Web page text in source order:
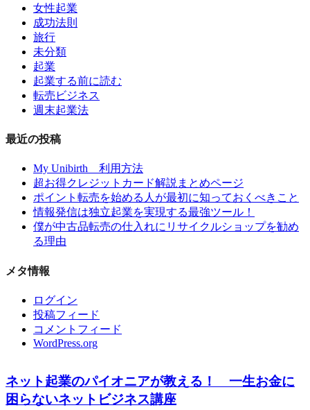
女性起業
成功法則
旅行
未分類
起業
起業する前に読む
転売ビジネス
週末起業法
最近の投稿
My Unibirth 利用方法
超お得クレジットカード解説まとめページ
ポイント転売を始める人が最初に知っておくべきこと
情報発信は独立起業を実現する最強ツール！
僕が中古品転売の仕入れにリサイクルショップを勧め
る理由
メタ情報
ログイン
投稿フィード
コメントフィード
WordPress.org
ネット起業のパイオニアが教える！ 一生お金に
困らないネットビジネス講座